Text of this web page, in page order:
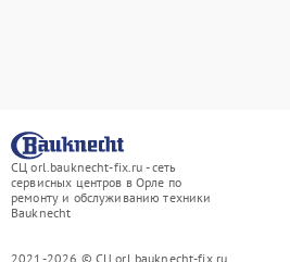
СЦ orl.bauknecht-fix.ru - сеть
сервисных центров в Орле по
ремонту и обслуживанию техники
Bauknecht
2021-2026 © СЦ orl.bauknecht-fix.ru